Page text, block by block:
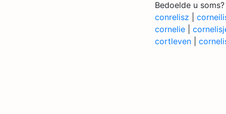
Bedoelde u soms?
conrelisz
cornelie
cortleven